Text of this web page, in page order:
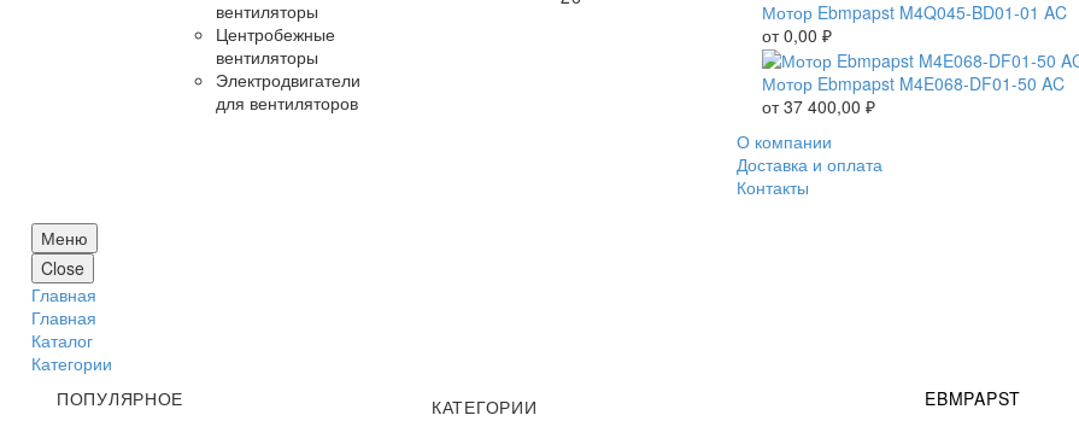
вентиляторы
Центробежные
вентиляторы
Электродвигатели
для вентиляторов
Мотор Ebmpapst M4Q045-BD01-01 AC
от0,00 ₽
Мотор Ebmpapst M4E068-DF01-50 AC
от37 400,00 ₽
О компании
Доставка и оплата
Контакты
Меню
Close
Главная
Главная
Каталог
Категории
ПОПУЛЯРНОЕ
КАТЕГОРИИ
EBMPAPST